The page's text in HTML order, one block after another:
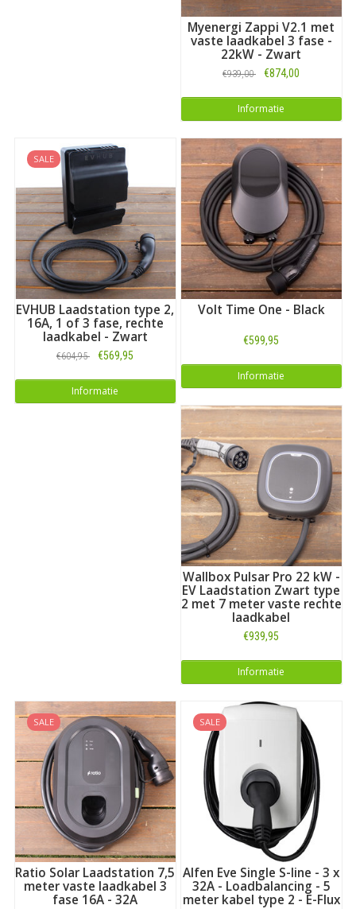
Myenergi Zappi V2.1 met
vaste laadkabel 3 fase -
22kW - Zwart
€939,00 €874,00
Informatie
SALE
EVHUB Laadstation type 2,
16A, 1 of 3 fase, rechte
laadkabel - Zwart
€604,95 €569,95
Informatie
Volt Time One - Black
€599,95
Informatie
Wallbox Pulsar Pro 22 kW -
EV Laadstation Zwart type
2 met 7 meter vaste rechte
laadkabel
€939,95
Informatie
SALE
Ratio Solar Laadstation 7,5
meter vaste laadkabel 3
fase 16A - 32A
SALE
Alfen Eve Single S-line - 3 x
32A - Loadbalancing - 5
meter kabel type 2 - E-Flux